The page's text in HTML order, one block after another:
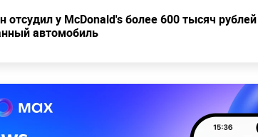
отсудил у McDonald's более 600 тысяч
автомобиль